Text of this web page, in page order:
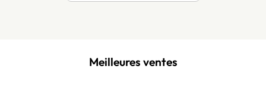
Meilleures ventes